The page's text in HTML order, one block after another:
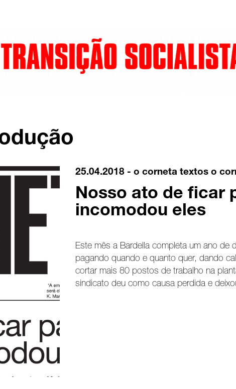
25.04.2018 - o corneta textos o
Nosso ato de ficar
incomodou eles
Este mês a Bardella completa um ano de
pagando quando e quanto quer, dando
cortar mais 80 postos de trabalho na
sindicato deu como causa perdida e